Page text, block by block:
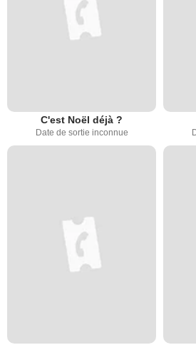
C'est Noël déjà ?
Date de sortie inconnue